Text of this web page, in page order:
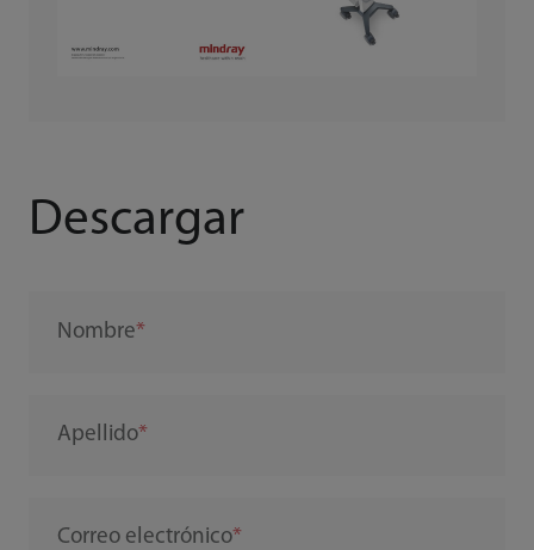
Descargar
Nombre
Apellido
Correo electrónico